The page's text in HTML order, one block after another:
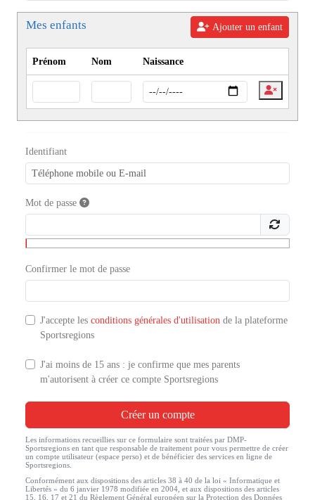
Mes enfants Ajouter un enfant
Prénom Nom Naissance
Identifiant
Mot de passe
Confirmer le mot de passe
J'accepte les conditions générales d'utilisation de la plateforme
Sportsregions
J'ai moins de 15 ans : je confirme que mes parents
m'autorisent à créer ce compte Sportsregions
Créer un compte
Les informations recueillies sur ce formulaire sont traitées par DMP-
Sportsregions en tant que responsable de traitement pour vous permettre de créer
un compte utilisateur (espace perso) et de bénéficier des services en ligne de
Sportsregions.
Conformément aux dispositions des articles 38 à 40 de la loi « Informatique et
Libertés » du 6 janvier 1978 modifiée en 2004, et aux dispositions des articles
15, 16, 17 et 21 du Règlement Général européen sur la Protection des Données